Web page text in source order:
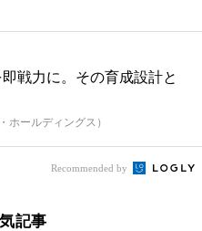
戦力に。その育成設計と
ホールディングス）
Recommended by
記事